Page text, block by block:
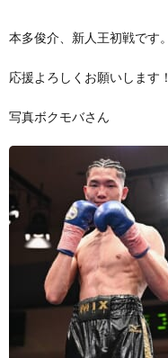
本多俊介、新人王初戦です。
応援よろしくお願いします！
写真ボクモバさん